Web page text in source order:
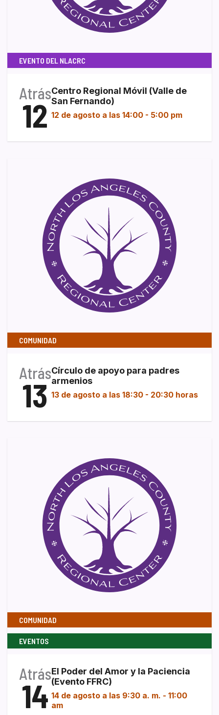
EVENTO DEL NLACRC
Atrás
12
Centro Regional Móvil (Valle de
San Fernando)
12 de agosto a las 14:00 - 5:00 pm
COMUNIDAD
Atrás
13
Círculo de apoyo para padres
armenios
13 de agosto a las 18:30 - 20:30 horas
COMUNIDAD
EVENTOS
Atrás
14
El Poder del Amor y la Paciencia
(Evento FFRC)
14 de agosto a las 9:30 a. m. - 11:00
am